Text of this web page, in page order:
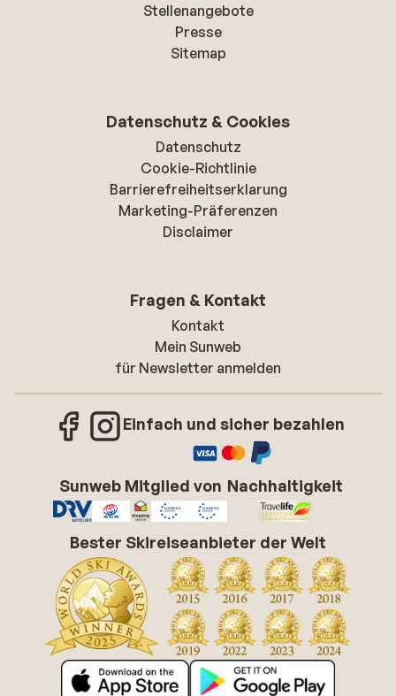
Stellenangebote
Presse
Sitemap
Datenschutz & Cookies
Datenschutz
Cookie-Richtlinie
Barrierefreiheitserklarung
Marketing-Präferenzen
Disclaimer
Fragen & Kontakt
Kontakt
Mein Sunweb
für Newsletter anmelden
Einfach und sicher bezahlen
Sunweb Mitglied von Nachhaltigkeit
Bester Skireiseanbieter der Welt